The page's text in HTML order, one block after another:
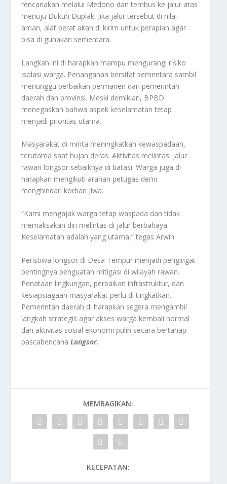
rencanakan melalui Medono dan tembus ke jalur atas
menuju Dukuh Duplak. Jika jalur tersebut di nilai
aman, alat berat akan di kirim untuk perapian agar
bisa di gunakan sementara.
Langkah ini di harapkan mampu mengurangi risiko
isolasi warga. Penanganan bersifat sementara sambil
menunggu perbaikan permanen dari pemerintah
daerah dan provinsi. Meski demikian, BPBD
menegaskan bahwa aspek keselamatan tetap
menjadi prioritas utama.
Masyarakat di minta meningkatkan kewaspadaan,
terutama saat hujan deras. Aktivitas melintasi jalur
rawan longsor sebaiknya di batasi. Warga juga di
harapkan mengikuti arahan petugas demi
menghindari korban jiwa.
“Kami mengajak warga tetap waspada dan tidak
memaksakan diri melintas di jalur berbahaya.
Keselamatan adalah yang utama,” tegas Arwin.
Peristiwa longsor di Desa Tempur menjadi pengingat
pentingnya penguatan mitigasi di wilayah rawan.
Penataan lingkungan, perbaikan infrastruktur, dan
kesiapsiagaan masyarakat perlu di tingkatkan.
Pemerintah daerah di harapkan segera mengambil
langkah strategis agar akses warga kembali normal
dan aktivitas sosial ekonomi pulih secara bertahap
pascabencanaLongsor.
MEMBAGIKAN:
KECEPATAN: